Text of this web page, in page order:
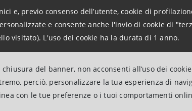
e, previo consenso dell’utente, cookie di
e consente anche l'invio di cookie di
visitato). L'uso dei cookie ha la durata di 1 anno.
del banner, non acconsenti all’uso dei
perciò, personalizzare la tua esperienza di
con le tue preferenze o i tuoi comportamenti
pubblicità su qualsiasi dispositivo mobile
Pantea è costruito su una tecnologia
elaborato la piattaforma Mobile
on line dei grandi “brand” verso i propri
di interazione con la clientela.
ha inoltre parzialmente
società fondata nel 2008 e impegnata